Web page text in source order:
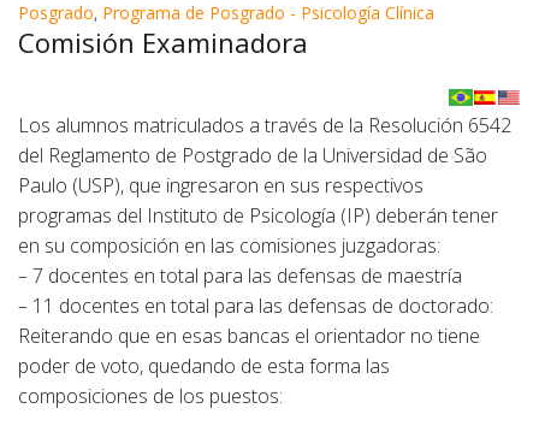
Posgrado, Programa de Posgrado - Psicología Clínica
Comisión Examinadora
Los alumnos matriculados a través de la Resolución 6542
del Reglamento de Postgrado de la Universidad de São
Paulo (USP), que ingresaron en sus respectivos
programas del Instituto de Psicología (IP) deberán tener
en su composición en las comisiones juzgadoras:
– 7 docentes en total para las defensas de maestría
– 11 docentes en total para las defensas de doctorado:
Reiterando que en esas bancas el orientador no tiene
poder de voto, quedando de esta forma las
composiciones de los puestos: